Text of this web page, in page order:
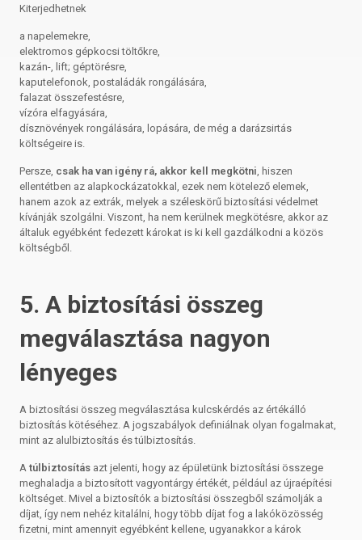
Kiterjedhetnek
a napelemekre,
elektromos gépkocsi töltőkre,
kazán-, lift; géptörésre,
kaputelefonok, postaládák rongálására,
falazat összefestésre,
vízóra elfagyására,
dísznövények rongálására, lopására, de még a darázsirtás
költségeire is.
Persze, csak ha van igény rá, akkor kell megkötni, hiszen
ellentétben az alapkockázatokkal, ezek nem kötelező elemek,
hanem azok az extrák, melyek a széleskörű biztosítási védelmet
kívánják szolgálni. Viszont, ha nem kerülnek megkötésre, akkor az
általuk egyébként fedezett károkat is ki kell gazdálkodni a közös
költségből.
5. A biztosítási összeg
megválasztása nagyon
lényeges
A biztosítási összeg megválasztása kulcskérdés az értékálló
biztosítás kötéséhez. A jogszabályok definiálnak olyan fogalmakat,
mint az alulbiztosítás és túlbiztosítás.
Atúlbiztosítás azt jelenti, hogy az épületünk biztosítási összege
meghaladja a biztosított vagyontárgy értékét, például az újraépítési
költséget. Mivel a biztosítók a biztosítási összegből számolják a
díjat, így nem nehéz kitalálni, hogy több díjat fog a lakóközösség
fizetni, mint amennyit egyébként kellene, ugyanakkor a károk